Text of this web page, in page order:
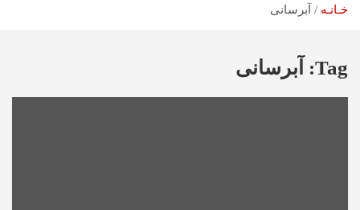
خـانـه آبرسانی
Tag: آبرسانی